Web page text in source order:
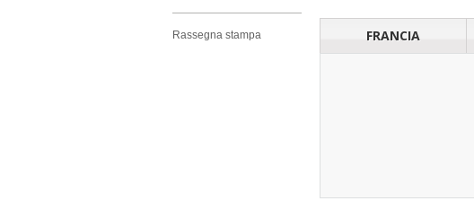
Rassegna stampa FRANCIA